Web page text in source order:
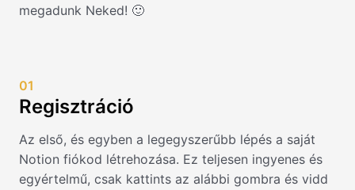
megadunk Neked! 🙂
01
Regisztráció
Az első, és egyben a legegyszerűbb lépés a saját
Notion fiókod létrehozása. Ez teljesen ingyenes és
egyértelmű, csak kattints az alábbi gombra és vidd